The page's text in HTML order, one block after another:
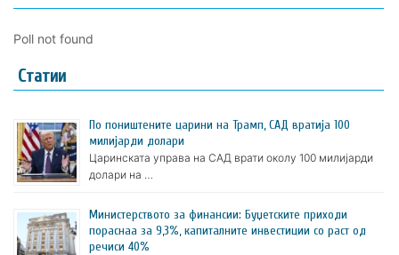
Poll not found
Статии
По поништените царини на Трамп, САД вратија 100
милијарди долари
Царинската управа на САД врати околу 100 милијарди
долари на …
Министерството за финансии: Буџетските приходи
пораснаа за 9,3%, капиталните инвестиции со раст од
речиси 40%